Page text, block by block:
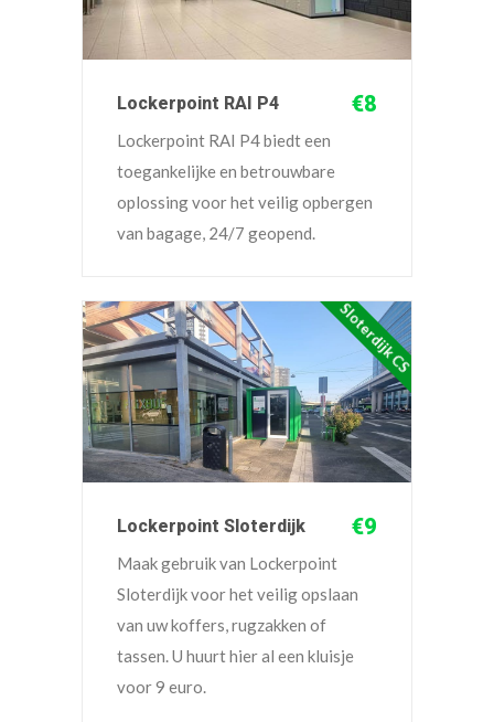
Lockerpoint RAI P4 €8
Lockerpoint RAI P4 biedt een
toegankelijke en betrouwbare
oplossing voor het veilig opbergen
van bagage, 24/7 geopend.
Sloterdijk CS
Lockerpoint Sloterdijk €9
Maak gebruik van Lockerpoint
Sloterdijk voor het veilig opslaan
van uw koffers, rugzakken of
tassen. U huurt hier al een kluisje
voor 9 euro.